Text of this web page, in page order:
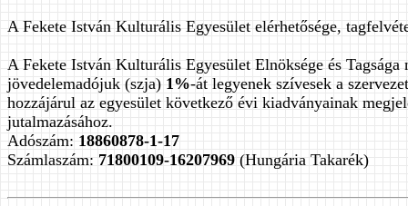
A Fekete István Kulturális Egyesület elérhetősége,
A Fekete István Kulturális Egyesület Elnöksége és
jövedelemadójuk (szja) 1%-át legyenek szívesek a
hozzájárul az egyesület következő évi kiadványainak
jutalmazásához.
Adószám: 18860878-1-17
Számlaszám: 71800109-16207969 (Hungária Takarék)